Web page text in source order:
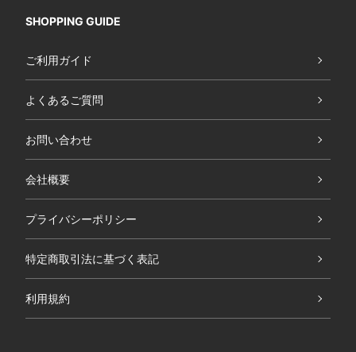
SHOPPING GUIDE
ご利用ガイド
よくあるご質問
お問い合わせ
会社概要
プライバシーポリシー
特定商取引法に基づく表記
利用規約